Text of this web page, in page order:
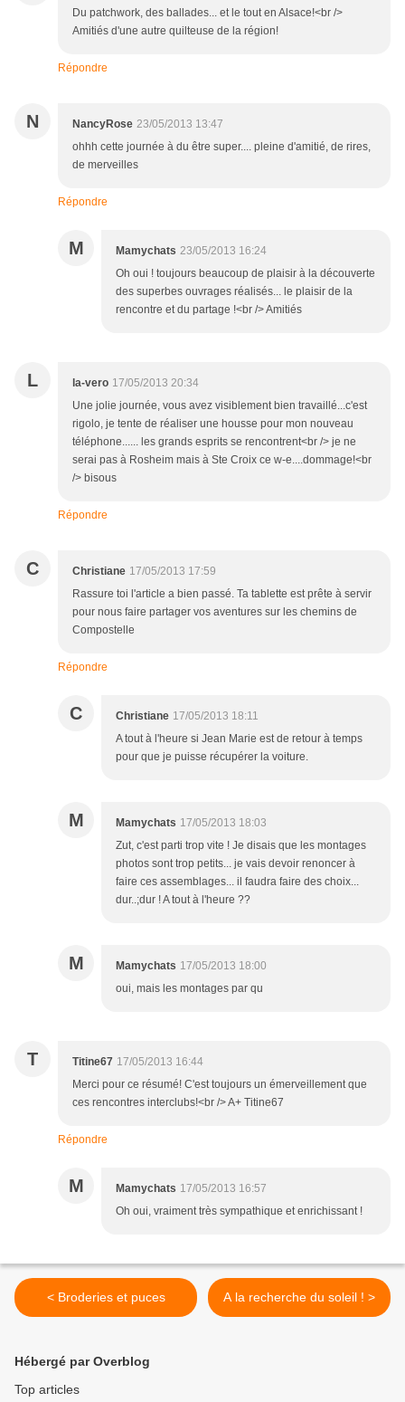
Du patchwork, des ballades... et le tout en Alsace!<br />
Amitiés d'une autre quilteuse de la région!
Répondre
N NancyRose 23/05/2013 13:47
ohhh cette journée à du être super.... pleine d'amitié, de rires,
de merveilles
Répondre
M Mamychats 23/05/2013 16:24
Oh oui ! toujours beaucoup de plaisir à la découverte
des superbes ouvrages réalisés... le plaisir de la
rencontre et du partage !<br /> Amitiés
L la-vero 17/05/2013 20:34
Une jolie journée, vous avez visiblement bien travaillé...c'est
rigolo, je tente de réaliser une housse pour mon nouveau
téléphone...... les grands esprits se rencontrent<br /> je ne
serai pas à Rosheim mais à Ste Croix ce w-e....dommage!<br
/> bisous
Répondre
C Christiane 17/05/2013 17:59
Rassure toi l'article a bien passé. Ta tablette est prête à servir
pour nous faire partager vos aventures sur les chemins de
Compostelle
Répondre
C Christiane 17/05/2013 18:11
A tout à l'heure si Jean Marie est de retour à temps
pour que je puisse récupérer la voiture.
M Mamychats 17/05/2013 18:03
Zut, c'est parti trop vite ! Je disais que les montages
photos sont trop petits... je vais devoir renoncer à
faire ces assemblages... il faudra faire des choix...
dur..;dur ! A tout à l'heure ??
M Mamychats 17/05/2013 18:00
oui, mais les montages par qu
T Titine67 17/05/2013 16:44
Merci pour ce résumé! C'est toujours un émerveillement que
ces rencontres interclubs!<br /> A+ Titine67
Répondre
M Mamychats 17/05/2013 16:57
Oh oui, vraiment très sympathique et enrichissant !
< Broderies et puces A la recherche du soleil ! >
Hébergé par Overblog
Top articles